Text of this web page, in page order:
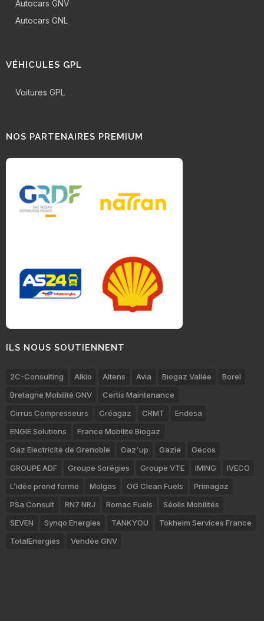
Autocars GNV
Autocars GNL
VÉHICULES GPL
Voitures GPL
NOS PARTENAIRES PREMIUM
ILS NOUS SOUTIENNENT
2C-Consulting Alkio Altens Avia Biogaz Vallée
Borel
Bretagne Mobilité GNV
Certis Maintenance
Cirrus Compresseurs
Créagaz CRMT
Endesa
ENGIE Solutions
France Mobilité Biogaz
Gaz Electricité de Grenoble
Gaz'up Gazie
Gecos
GROUPE ADF
Groupe Sorégies Groupe VTE IMING
IVECO
L’idée prend forme
Molgas OG Clean Fuels
Primagaz
PSa Consult
RN7 NRJ Romac Fuels
Séolis Mobilités
SEVEN
Synqo Energies TANKYOU
Tokheim Services France
TotalEnergies
Vendée GNV